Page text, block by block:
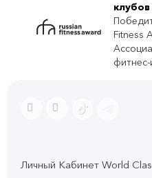
Fitness
фитнес-
Личный Кабинет World